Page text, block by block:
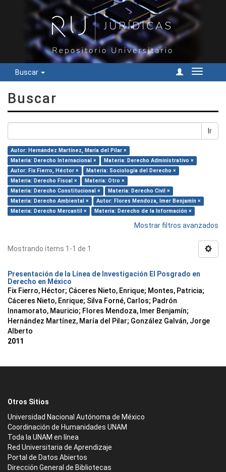
Buscar
Cambiar
Buscar
Ir
Autor: Hernández Martínez, María del Pilar ×
Materia: Derecho Internacional ×
Materia: Derecho Administrativo ×
Autor: Fix Fierro, Héctor ×
Materia: Sociología del Derecho ×
Materia: Derecho Fiscal ×
Materia: Otro ×
Materia: Derecho Constitucional ×
Materia: Derecho Civil ×
Materia: Derecho Ambiental ×
Autor: Flores Mendoza, Imer Benjamín ×
Materia: Derecho Mercantil ×
Materia: Derecho de la Información ×
Mostrar filtros avanzados
Mostrando ítems 1-1 de 1
Presentación de la Línea de Investigación El Posgrado en
Derecho en México
Fix Fierro, Héctor; Cáceres Nieto, Enrique; Montes, Patricia;
Cáceres Nieto, Enrique; Silva Forné, Carlos; Padrón
Innamorato, Mauricio; Flores Mendoza, Imer Benjamín;
Hernández Martínez, María del Pilar; González Galván, Jorge
Alberto
2011
Otros Sitios
Universidad Nacional Autónoma de México
Coordinación de Humanidades UNAM
Toda la UNAM en línea
Red Universitaria de Aprendizaje
Portal de Datos Abiertos
Dirección General de Bibliotecas